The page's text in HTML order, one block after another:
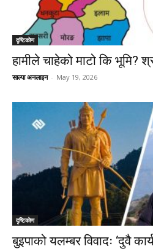
दृष्टिकाेण
हामीले चाहेको माटो कि भूमि?
साल्पा अनलाइन - May 19, 2026
दृष्टिकाेण
बुइपाको यलम्बर विवादः ‘दुवै